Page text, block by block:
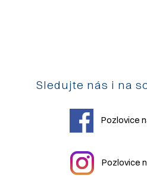
Sledujte nás i na
Pozlovice
Pozlovice